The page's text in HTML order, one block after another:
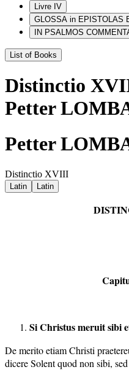
Livre IV
GLOSSA in EPISTOLAS
IN PSALMOS
List of Books
Distinctio
Petter
Petter
Distinctio XVIII
Latin Latin
Si Christus meruit sibi
De merito etiam Christi
dicere Solent quod non sibi,